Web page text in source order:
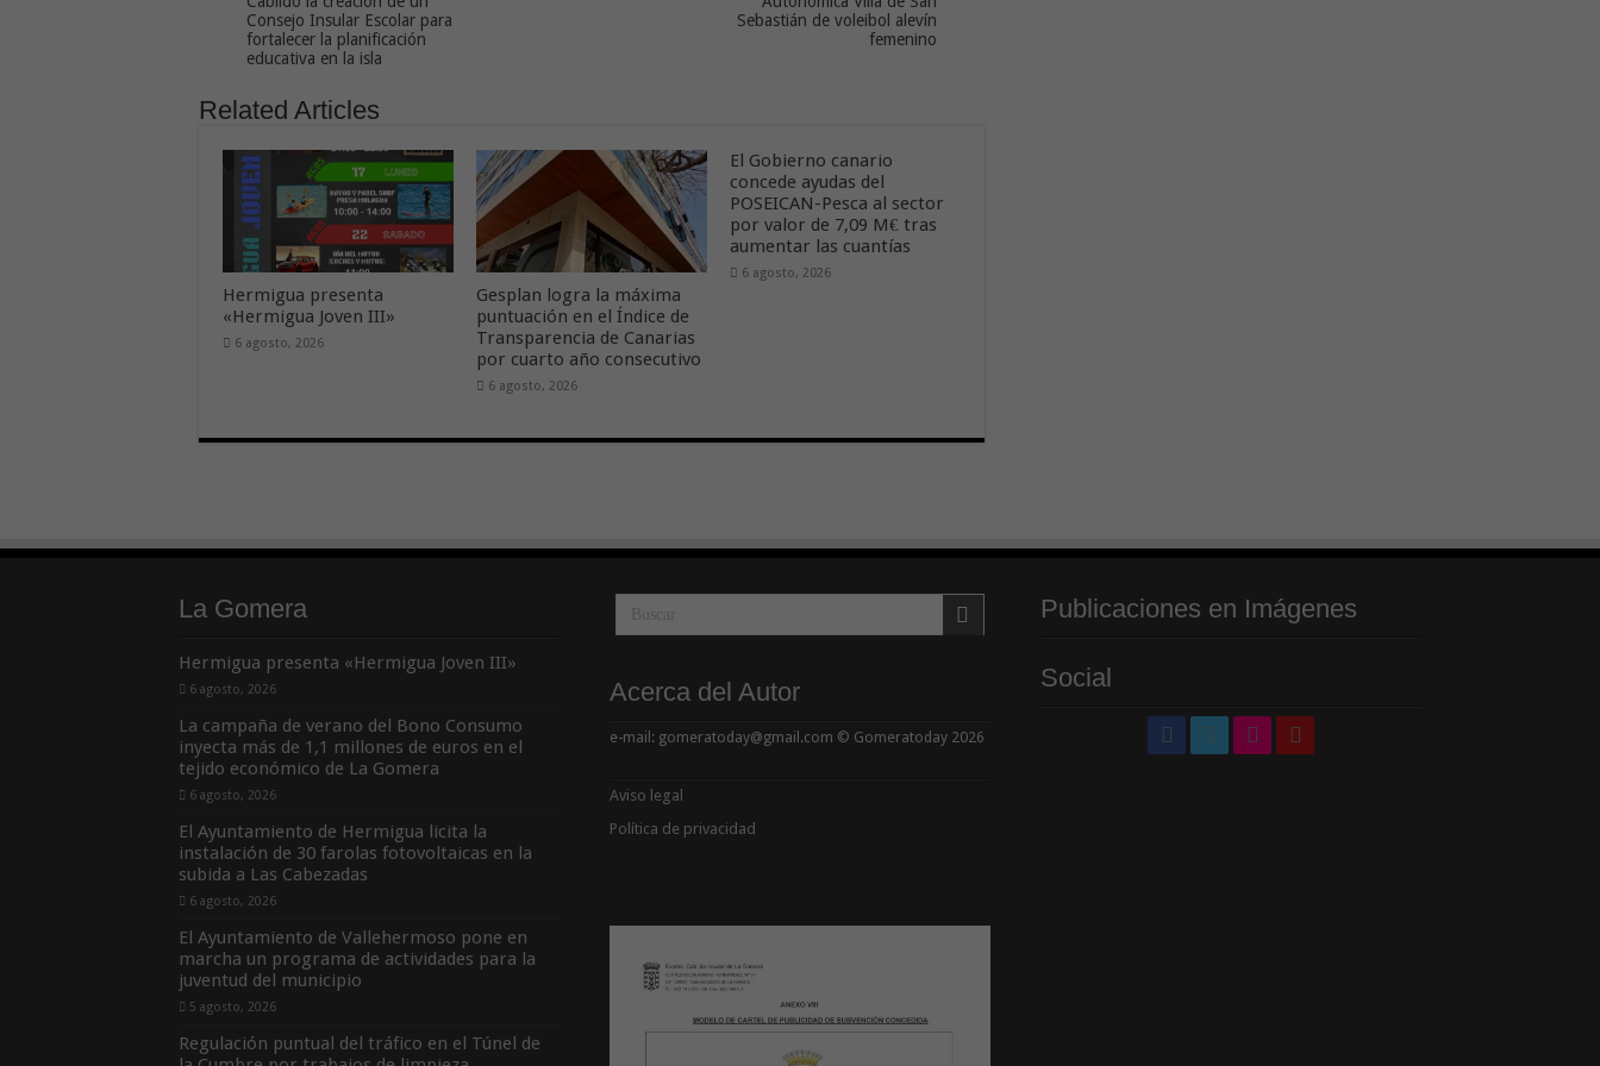
Consejo Insular Escolar para
fortalecer la planificación
educativa en la isla
Sebastián de voleibol alevín
femenino
Related Articles
Hermigua presenta
«Hermigua Joven III»
6 agosto, 2026
Gesplan logra la máxima
puntuación en el Índice de
Transparencia de Canarias
por cuarto año consecutivo
6 agosto, 2026
El Gobierno canario
concede ayudas del
POSEICAN-Pesca al sector
por valor de 7,09 M€ tras
aumentar las cuantías
6 agosto, 2026
La Gomera
Hermigua presenta «Hermigua Joven III»
6 agosto, 2026
La campaña de verano del Bono Consumo
inyecta más de 1,1 millones de euros en el
tejido económico de La Gomera
6 agosto, 2026
El Ayuntamiento de Hermigua licita la
instalación de 30 farolas fotovoltaicas en la
subida a Las Cabezadas
6 agosto, 2026
El Ayuntamiento de Vallehermoso pone en
marcha un programa de actividades para la
juventud del municipio
5 agosto, 2026
Regulación puntual del tráfico en el Túnel de
Acerca del Autor
e-mail: gomeratoday@gmail.com © Gomeratoday 2026
Aviso legal
Política de privacidad
Publicaciones en Imágenes
Social